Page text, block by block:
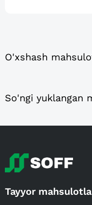
O'xshash
So'ngi yuklangan
Tayyor